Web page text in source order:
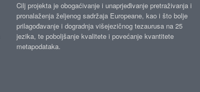
Cilj projekta je obogaćivanje i unaprjeđivanje pretraživanja i
pronalaženja željenog sadržaja Europeane, kao i što bolje
prilagođavanje i dogradnja višejezičnog tezaurusa na 25
jezika, te poboljšanje kvalitete i povećanje kvantitete
metapodataka.